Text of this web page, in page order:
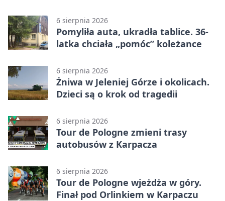
6 sierpnia 2026
Pomyliła auta, ukradła tablice. 36-
latka chciała „pomóc” koleżance
6 sierpnia 2026
Żniwa w Jeleniej Górze i okolicach.
Dzieci są o krok od tragedii
6 sierpnia 2026
Tour de Pologne zmieni trasy
autobusów z Karpacza
6 sierpnia 2026
Tour de Pologne wjeżdża w góry.
Finał pod Orlinkiem w Karpaczu